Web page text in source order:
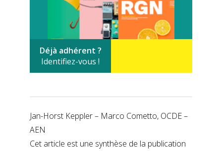
Déjà adhérent ?
Identifiez-vous !
Jan-Horst Keppler – Marco Cometto, OCDE –
AEN
Cet article est une synthèse de la publication